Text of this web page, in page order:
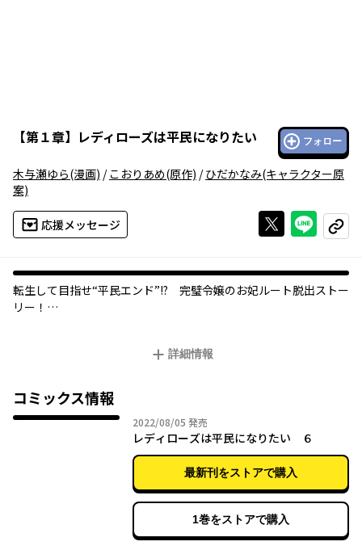
【第１章】 レディローズは平民になりたい フォロー
木与瀬ゆら(漫画) / こおりあめ(原作) /ひだかなみ(キャラクター原
案)
応援メッセージ Xで投稿する
ライン
コピー
転生して目指せ“平民エンド”!? 完璧令嬢のお妃ルート脱出ストー
リー！
のままの世界に転生した私・フェリシア。堅苦しいお妃様になる
束の間、王子のお兄様やら義理の弟やら、かつての攻略プレイヤ
ー達から追いかけられる日々が始まり……? 完璧令嬢・フェリシ
アのお妃様ルート脱出ストーリー！
詳細情報
コミックス情報
2022/08/05 2022年08月05日
発売
レディローズは平民になりたい ６
最新刊をストアで購入
1巻をストアで購入